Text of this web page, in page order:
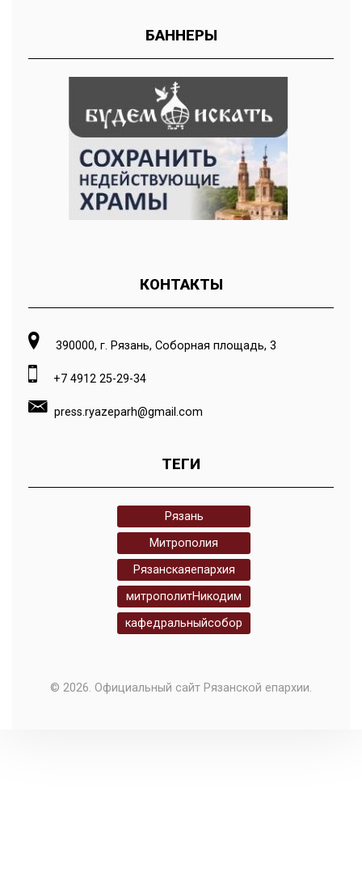
БАННЕРЫ
КОНТАКТЫ
390000, г. Рязань, Соборная площадь, 3
+7 4912 25-29-34
press.ryazeparh@gmail.com
ТЕГИ
Рязань
Митрополия
Рязанскаяепархия
митрополитНикодим
кафедральныйсобор
© 2026. Официальный сайт Рязанской епархии.